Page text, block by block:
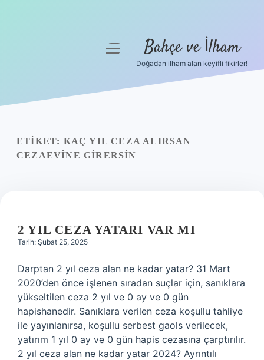
Yasal Uyarı
menüyü
Bahçe ve İlham
Doğadan ilham alan keyifli fikirler!
ETIKET: KAÇ YIL CEZA ALIRSAN
CEZAEVINE GIRERSIN
2 YIL CEZA YATARI VAR MI
Tarih: Şubat 25, 2025
Darptan 2 yıl ceza alan ne kadar yatar? 31 Mart
2020’den önce işlenen sıradan suçlar için, sanıklara
yükseltilen ceza 2 yıl ve 0 ay ve 0 gün
hapishanedir. Sanıklara verilen ceza koşullu tahliye
ile yayınlanırsa, koşullu serbest gaols verilecek,
yatırım 1 yıl 0 ay ve 0 gün hapis cezasına çarptırılır.
2 yıl ceza alan ne kadar yatar 2024? Ayrıntılı